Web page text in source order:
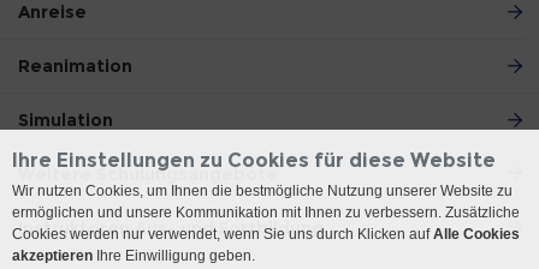
Anreise
Reanimation
Simulation
Weitere Schulungsangebote
Instruktoren Aus- und Fortbildung
Ihre Einstellungen zu Cookies für diese Website
Wir nutzen Cookies, um Ihnen die bestmögliche Nutzung unserer Website zu
ermöglichen und unsere Kommunikation mit Ihnen zu verbessern. Zusätzliche
Cookies werden nur verwendet, wenn Sie uns durch Klicken aufAlle Cookies
akzeptieren Ihre Einwilligung geben.